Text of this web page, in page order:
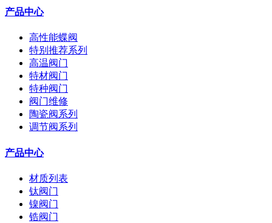
产品中心
高性能蝶阀
特别推荐系列
高温阀门
特材阀门
特种阀门
阀门维修
陶瓷阀系列
调节阀系列
产品中心
材质列表
钛阀门
镍阀门
锆阀门